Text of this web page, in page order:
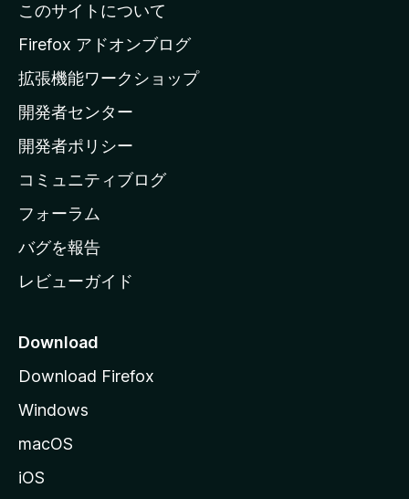
l
a
ホ
ー
ム
ー
ジ
へ
このサイトについて
Firefox アドオンブログ
拡張機能ワークショップ
開発者センター
開発者ポリシー
コミュニティブログ
フォーラム
バグを報告
レビューガイド
Download
Download Firefox
Windows
macOS
iOS